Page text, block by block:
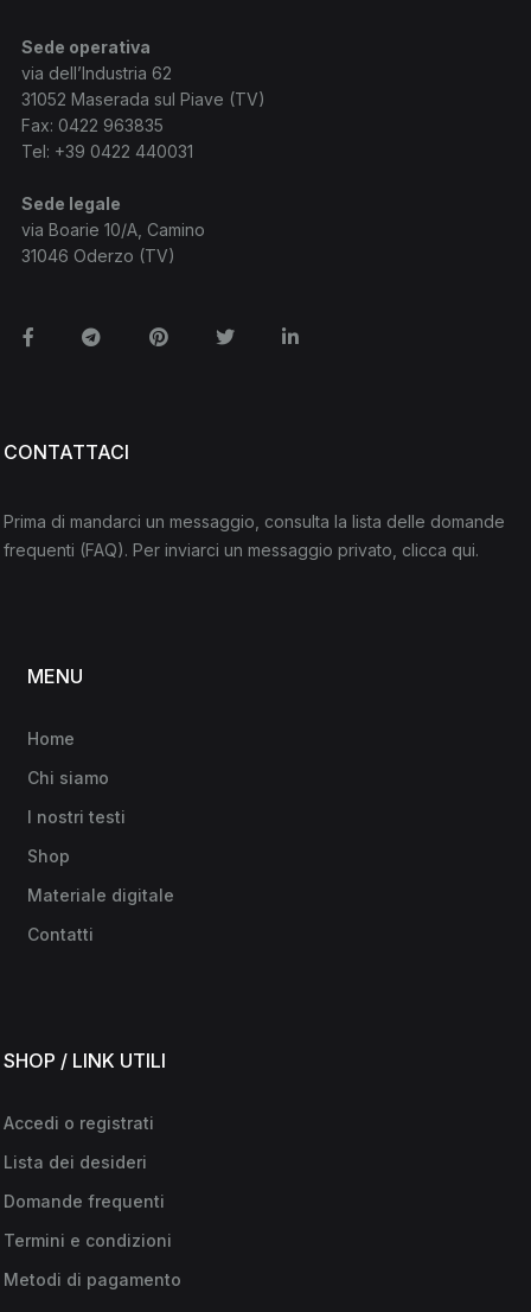
Sede operativa
via dell’Industria 62
31052 Maserada sul Piave (TV)
Fax: 0422 963835
Tel: +39 0422 440031
Sede legale
via Boarie 10/A, Camino
31046 Oderzo (TV)
FacebookTelegramPinterestTwitterLinkedin
CONTATTACI
Prima di mandarci un messaggio, consulta la lista delle domande
frequenti (FAQ). Per inviarci un messaggio privato, clicca qui.
MENU
Home
Chi siamo
I nostri testi
Shop
Materiale digitale
Contatti
SHOP / LINK UTILI
Accedi o registrati
Lista dei desideri
Domande frequenti
Termini e condizioni
Metodi di pagamento